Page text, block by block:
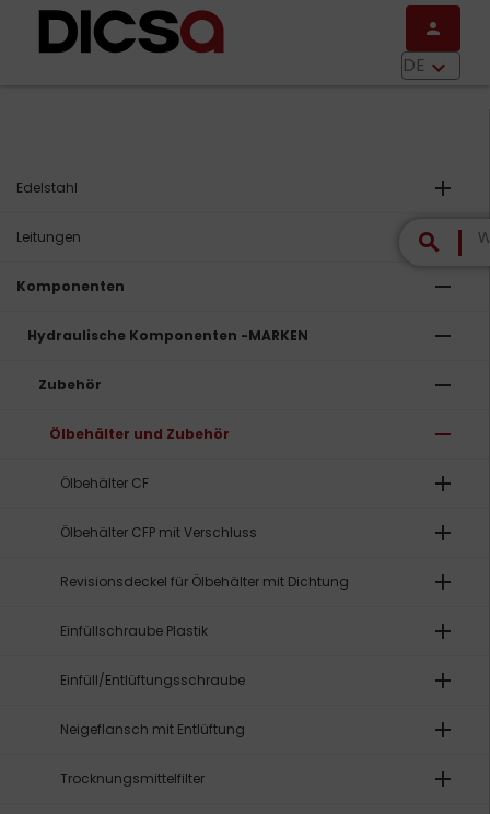
person
DE keyboard_arrow_down
search
Edelstahl add
Leitungen add
Komponenten remove
Hydraulische Komponenten -MARKEN remove
Zubehör remove
Ölbehälter und Zubehör remove
Ölbehälter CF add
Ölbehälter CFP mit Verschluss add
Revisionsdeckel für Ölbehälter mit Dichtung add
Einfüllschraube Plastik add
Einfüll/Entlüftungsschraube add
Neigeflansch mit Entlüftung add
Trocknungsmittelfilter add